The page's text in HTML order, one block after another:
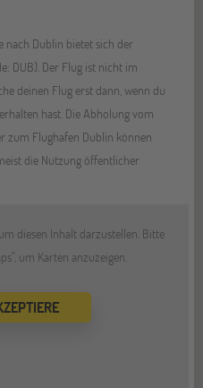
nach Dublin bietet sich der
DUB). Der Flug ist nicht im
deinen Flug erst dann, wenn du
hast. Die Abholung vom
zum Flughafen Dublin können
die Nutzung öffentlicher
diesen Inhalt darzustellen. Bitte
um Karten anzuzeigen.